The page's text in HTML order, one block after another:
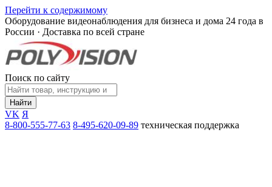
Перейти к содержимому
Оборудование видеонаблюдения для бизнеса и дома 24 года в
России · Доставка по всей стране
Поиск по сайту
Найти
VK Я
8-800-555-77-63 8-495-620-09-89 техническая поддержка